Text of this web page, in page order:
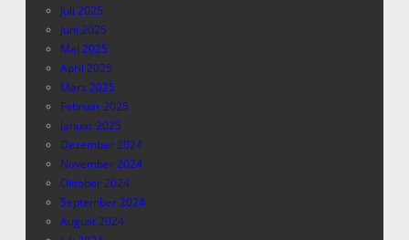
Juli 2025
Juni 2025
Mai 2025
April 2025
März 2025
Februar 2025
Januar 2025
Dezember 2024
November 2024
Oktober 2024
September 2024
August 2024